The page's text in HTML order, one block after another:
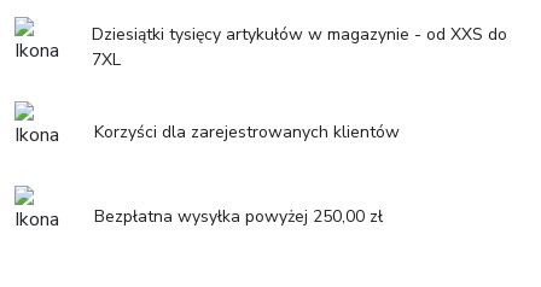
Dziesiątki tysięcy artykułów w magazynie - od XXS do
7XL
Korzyści dla zarejestrowanych klientów
Bezpłatna wysyłka powyżej 250,00 zł